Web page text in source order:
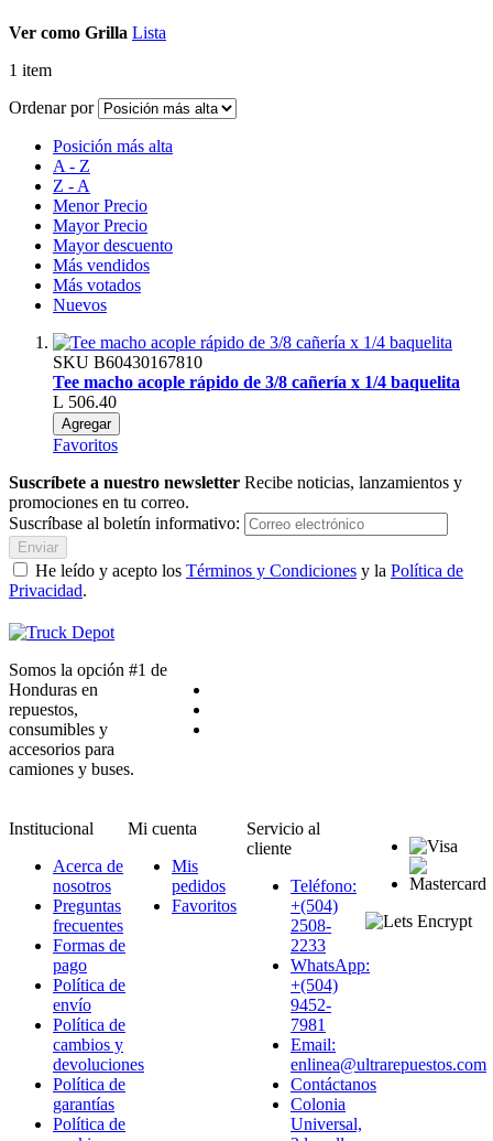
Ver como Grilla Lista
1 item
Ordenar por
Posición más alta
A - Z
Z - A
Menor Precio
Mayor Precio
Mayor descuento
Más vendidos
Más votados
Nuevos
SKU B60430167810
Tee macho acople rápido de 3/8 cañería x 1/4 baquelita
L 506.40
Agregar
Favoritos
Suscríbete a nuestro newsletter Recibe noticias, lanzamientos y
promociones en tu correo.
Suscríbase al boletín informativo:
Enviar
He leído y acepto los Términos y Condiciones y la Política de
Privacidad.
Somos la opción #1 de
Honduras en
repuestos,
consumibles y
accesorios para
camiones y buses.
Institucional
Acerca de
nosotros
Preguntas
frecuentes
Formas de
pago
Política de
envío
Política de
cambios y
devoluciones
Política de
garantías
Política de
Mi cuenta
Mis
pedidos
Favoritos
Servicio al
cliente
Teléfono:
+(504)
2508-
2233
WhatsApp:
+(504)
9452-
7981
Email:
enlinea@ultrarepuestos.com
Contáctanos
Colonia
Universal,